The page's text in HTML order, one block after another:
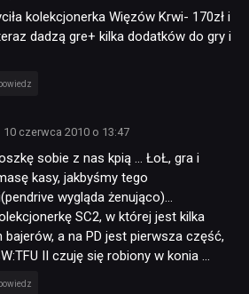
kolekcjonerka Więzów Krwi- 170zł i
dadzą gre+ kilka dodatków do gry i
10 czerwca 2010 o 13:47
sobie z nas kpią … ŁoŁ, gra i
kasy, jakbyśmy tego
wygląda żenująco)…
SC2, w której jest kilka
bajerów, a na PD jest pierwsza część,
II czuję się robiony w konia …